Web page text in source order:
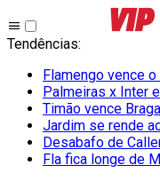
Tendências:
Flamengo vence
Palmeiras x Inter
Timão vence
Jardim se rende
Desabafo de
Fla fica longe de